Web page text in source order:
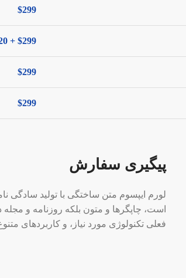
$299
$299 + $20
$299
$299
پیگیری سفارش
لورم ایپسوم متن ساختگی با تولید سادگی
است، چاپگرها و متون بلکه روزنامه و
فعلی تکنولوژی مورد نیاز، و کاربردهای